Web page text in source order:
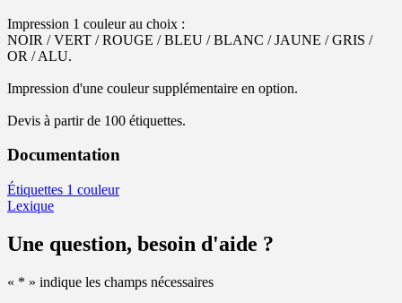
Impression 1 couleur au choix :
NOIR / VERT / ROUGE / BLEU / BLANC / JAUNE / GRIS /
OR / ALU.
Impression d'une couleur supplémentaire en option.
Devis à partir de 100 étiquettes.
Documentation
Étiquettes 1 couleur
Lexique
Une question, besoin d'aide ?
« * » indique les champs nécessaires